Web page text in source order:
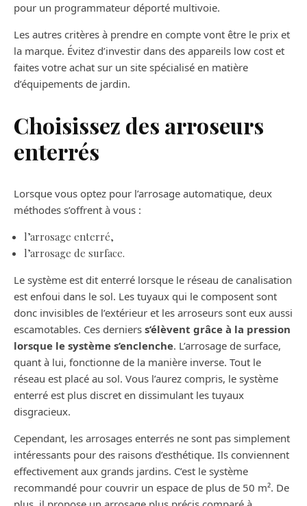
pour un programmateur déporté multivoie.
Les autres critères à prendre en compte vont être le prix et
la marque. Évitez d’investir dans des appareils low cost et
faites votre achat sur un site spécialisé en matière
d’équipements de jardin.
Choisissez des arroseurs
enterrés
Lorsque vous optez pour l’arrosage automatique, deux
méthodes s’offrent à vous :
l’arrosage enterré,
l’arrosage de surface.
Le système est dit enterré lorsque le réseau de canalisation
est enfoui dans le sol. Les tuyaux qui le composent sont
donc invisibles de l’extérieur et les arroseurs sont eux aussi
escamotables. Ces derniers s’élèvent grâce à la pression
lorsque le système s’enclenche. L’arrosage de surface,
quant à lui, fonctionne de la manière inverse. Tout le
réseau est placé au sol. Vous l’aurez compris, le système
enterré est plus discret en dissimulant les tuyaux
disgracieux.
Cependant, les arrosages enterrés ne sont pas simplement
intéressants pour des raisons d’esthétique. Ils conviennent
effectivement aux grands jardins. C’est le système
recommandé pour couvrir un espace de plus de 50 m². De